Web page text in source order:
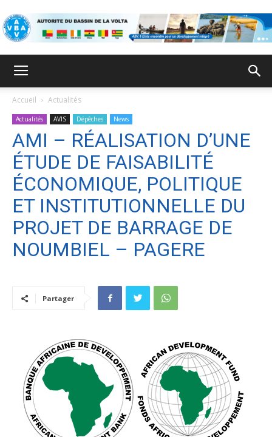
Accueil Actualités
Actualités AVIS Dépêches News
AMI – RÉALISATION D’UNE
ÉTUDE DE FAISABILITÉ
ÉCONOMIQUE, POLITIQUE
ET INSTITUTIONNELLE DU
PROJET DE BARRAGE DE
NOUMBIEL – PAGERE
Partager